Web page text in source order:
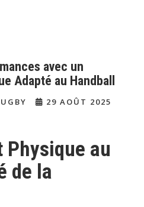
avec un
Adapté au Handball
29 AOÛT 2025
Physique au
de la